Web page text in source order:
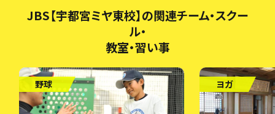
JBS【宇都宮ミヤ東校】の関連チーム・スクー
ル・
教室・習い事
野球 ヨガ